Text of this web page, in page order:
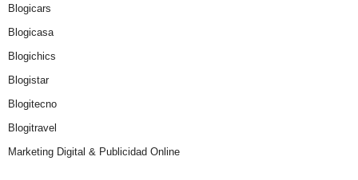
Blogicars
Blogicasa
Blogichics
Blogistar
Blogitecno
Blogitravel
Marketing Digital & Publicidad Online